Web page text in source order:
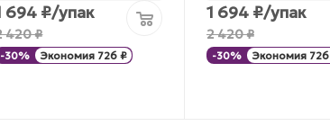
694 ₽/упак
420₽
-30% Экономия 726 ₽
1 694 ₽/упак
2 420₽
-30% Экономия 726